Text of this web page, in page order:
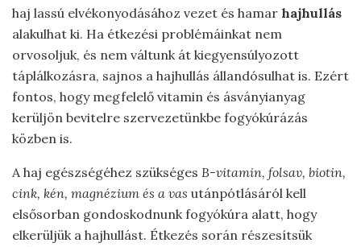
haj lassú elvékonyodásához vezet és hamar hajhullás
alakulhat ki. Ha étkezési problémáinkat nem
orvosoljuk, és nem váltunk át kiegyensúlyozott
táplálkozásra, sajnos a hajhullás állandósulhat is. Ezért
fontos, hogy megfelelő vitamin és ásványianyag
kerüljön bevitelre szervezetünkbe fogyókúrázás
közben is.
A haj egészségéhez szükséges B-vitamin, folsav, biotin,
cink, kén, magnézium és a vas utánpótlásáról kell
elsősorban gondoskodnunk fogyókúra alatt, hogy
elkerüljük a hajhullást. Étkezés során részesítsük